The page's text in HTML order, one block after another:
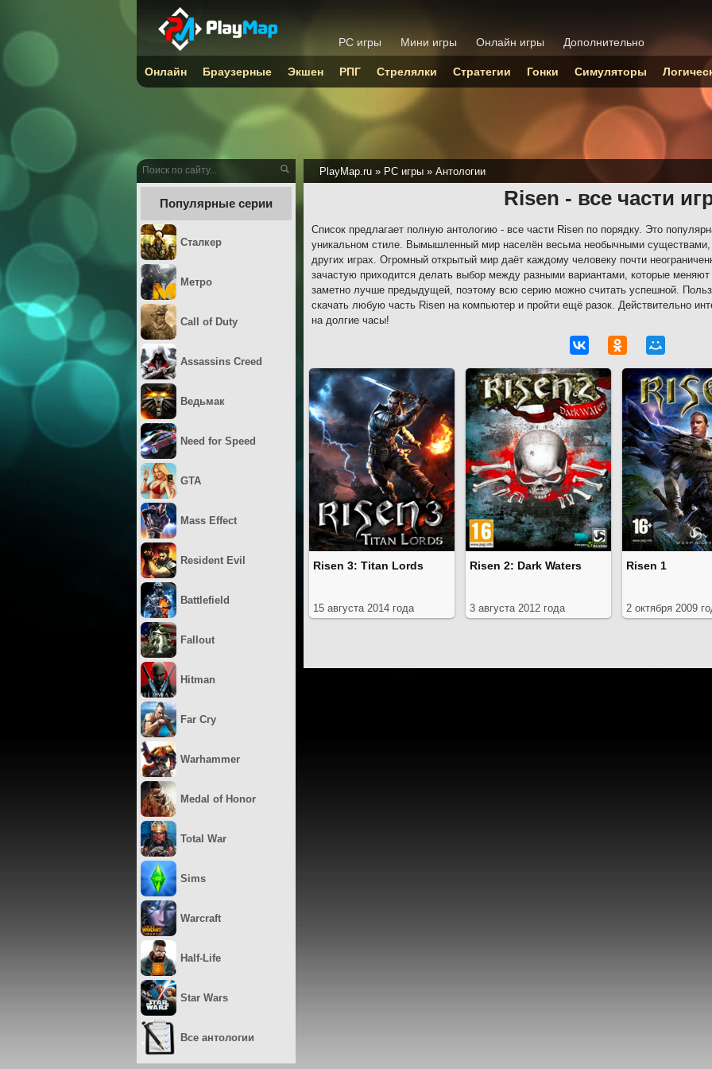
PlayMap.ru » PC игры » Антологии
Risen - все части
Список предлагает полную антологию - все части Risen по порядку. Это
уникальном стиле. Вымышленный мир населён весьма необычными существами,
других играх. Огромный открытый мир даёт каждому человеку почти
зачастую приходится делать выбор между разными вариантами, которые
заметно лучше предыдущей, поэтому всю серию можно считать успешной.
скачать любую часть Risen на компьютер и пройти ещё разок. Действительно
на долгие часы!
Risen 3: Titan Lords
15 августа 2014 года
Risen 2: Dark Waters
3 августа 2012 года
Risen 1
2 октября 2009
Популярные серии
Сталкер
Метро
Call of Duty
Assassins Creed
Ведьмак
Need for Speed
GTA
Mass Effect
Resident Evil
Battlefield
Fallout
Hitman
Far Cry
Warhammer
Medal of Honor
Total War
Sims
Warcraft
Half-Life
Star Wars
Все антологии
PC игры Мини игры Онлайн игры Дополнительно
Онлайн Браузерные Экшен РПГ Стрелялки Стратегии Гонки Симуляторы